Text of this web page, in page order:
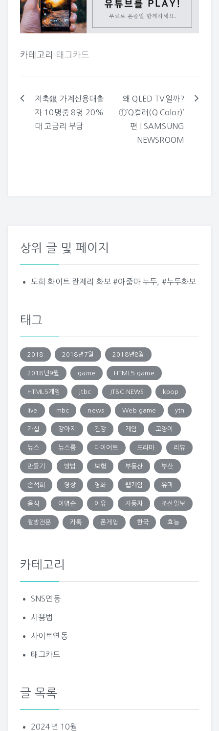
카테고리 태그카드
글
저축銀 가계신용대출
자 10명중 8명 20%
대 고금리 부담
왜 QLED TV일까?
_①’Q컬러(Q Color)’
편 | SAMSUNG
NEWSROOM
상위 글 및 페이지
도희 화이트 란제리 화보 #아줌마 누두, #누두화보
태그
2018 2018년7월 2018년8월
2018년9월 game HTML5 game
HTML5게임 jtbc JTBC NEWS kpop
live mbc news Web game ytn
가십 강아지 건강 게임 고양이
뉴스 뉴스룸 다이어트 드라마 리뷰
만들기 방법 보험 부동산 부산
손석희 영상 영화 웹게임 유머
음식 이명순 이유 자동차 조선일보
짤방전문 카톡 폰게임 한국 효능
카테고리
SNS연동
사용법
사이트연동
태그카드
글 목록
2024년 10월